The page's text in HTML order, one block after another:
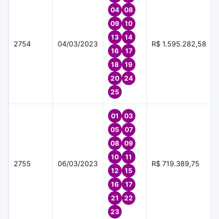
2754 04/03/2023
04
08
09
10
13
14
16
17
18
19
20
24
25
R$ 1.595.282,58
2755 06/03/2023
01
03
05
07
08
09
10
11
12
15
16
17
21
22
23
R$ 719.389,75